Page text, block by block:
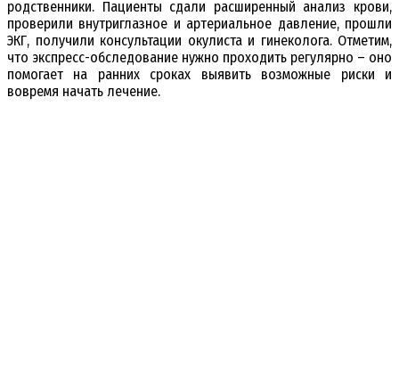
родственники. Пациенты сдали расширенный анализ крови,
проверили внутриглазное и артериальное давление, прошли
ЭКГ, получили консультации окулиста и гинеколога. Отметим,
что экспресс-обследование нужно проходить регулярно – оно
помогает на ранних сроках выявить возможные риски и
вовремя начать лечение.